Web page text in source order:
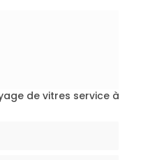
de vitres service à